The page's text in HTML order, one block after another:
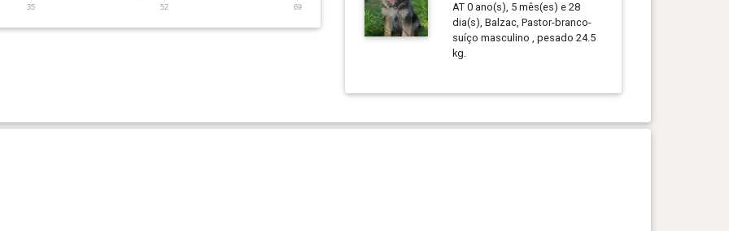
35 52 69
AT 0 ano(s), 5 mês(es) e 28
dia(s), Balzac, Pastor-branco-
suíço masculino , pesado 24.5
kg.